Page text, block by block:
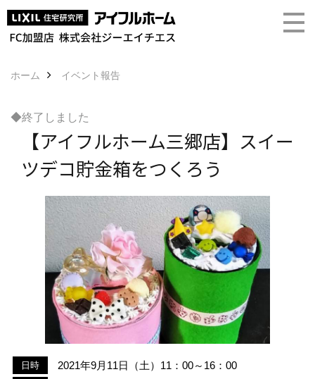
ホーム イベント報告
◆終了しました
【アイフルホーム三郷店】スイー
ツデコ貯金箱をつくろう
日時 2021年9月11日（土）11：00～16：00